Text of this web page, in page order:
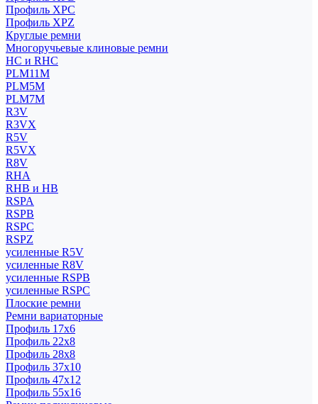
Профиль XPC
Профиль XPZ
Круглые ремни
Многоручьевые клиновые ремни
HC и RHC
PLM11M
PLM5M
PLM7M
R3V
R3VX
R5V
R5VX
R8V
RHA
RHB и HB
RSPA
RSPB
RSPC
RSPZ
усиленные R5V
усиленные R8V
усиленные RSPB
усиленные RSPC
Плоские ремни
Ремни вариаторные
Профиль 17x6
Профиль 22x8
Профиль 28x8
Профиль 37x10
Профиль 47x12
Профиль 55x16